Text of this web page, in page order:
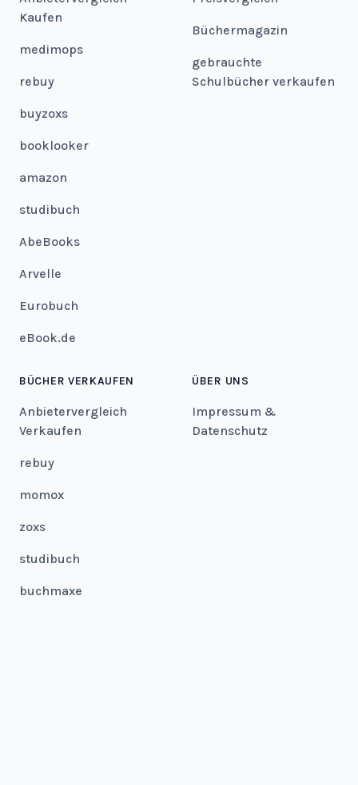
Kaufen
medimops
rebuy
buyzoxs
booklooker
amazon
studibuch
AbeBooks
Arvelle
Eurobuch
eBook.de
BÜCHER VERKAUFEN
Anbietervergleich
Verkaufen
rebuy
momox
zoxs
studibuch
buchmaxe
Büchermagazin
gebrauchte
Schulbücher verkaufen
ÜBER UNS
Impressum &
Datenschutz